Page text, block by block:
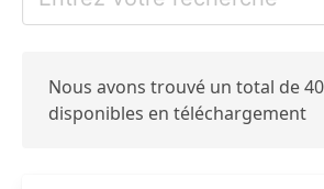
Nous avons trouvé un total de
disponibles en téléchargement